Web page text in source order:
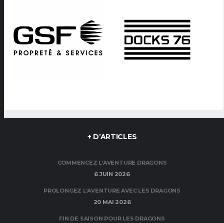
+ D’ARTICLES
COMMENCEZ L’AVENTURE DRAGONS
6 JUIN 2026
PROLONGEZ L’AVENTURE AVEC LES DRAGONS
20 MAI 2026
FIN DE SAISON POUR LES DRAGONS